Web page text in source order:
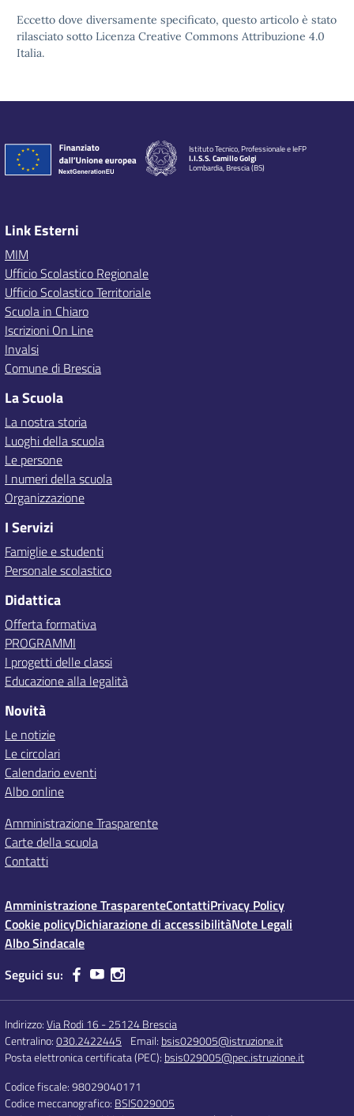
Eccetto dove diversamente specificato, questo articolo è stato
rilasciato sotto Licenza Creative Commons Attribuzione 4.0
Italia.
Istituto Tecnico, Professionale e IeFP
I.I.S.S. Camillo Golgi
Lombardia, Brescia (BS)
Link Esterni
MIM
Ufficio Scolastico Regionale
Ufficio Scolastico Territoriale
Scuola in Chiaro
Iscrizioni On Line
Invalsi
Comune di Brescia
La Scuola
La nostra storia
Luoghi della scuola
Le persone
I numeri della scuola
Organizzazione
I Servizi
Famiglie e studenti
Personale scolastico
Didattica
Offerta formativa
PROGRAMMI
I progetti delle classi
Educazione alla legalità
Novità
Le notizie
Le circolari
Calendario eventi
Albo online
Amministrazione Trasparente
Carte della scuola
Contatti
Amministrazione TrasparenteContattiPrivacy Policy
Cookie policyDichiarazione di accessibilitàNote Legali
Albo Sindacale
Seguici su:
Indirizzo:Via Rodi 16 - 25124 Brescia
Centralino:030.2422445 Email: bsis029005@istruzione.it
Posta elettronica certificata (PEC): bsis029005@pec.istruzione.it
Codice fiscale: 98029040171
Codice meccanografico: BSIS029005